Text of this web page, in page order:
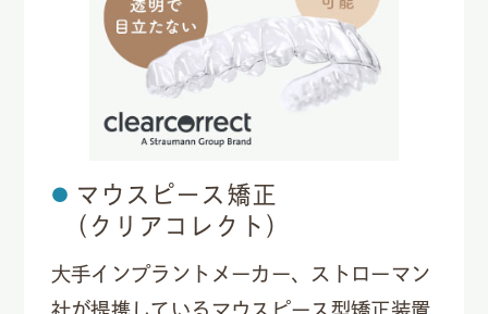
マウスピース矯正
（クリアコレクト）
大手インプラントメーカー、ストローマン
社が提携しているマウスピース型矯正装置